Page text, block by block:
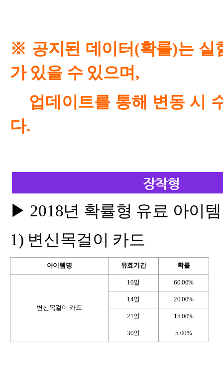
※ 공지된 데이터(확률)는 실
가 있을 수 있으며,
업데이트를 통해 변동 시
다.
▶ 2018년 확률형 유료 아이
1) 변신목걸이 카드
아이템명 유효기간 확률
변신목걸이 카드
10일 60.00%
14일 20.00%
21일 15.00%
30일 5.00%